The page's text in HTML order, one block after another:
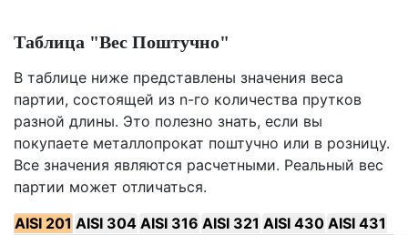
Таблица "Вес Поштучно"
В таблице ниже представлены значения веса
партии, состоящей из n-го количества прутков
разной длины. Это полезно знать, если вы
покупаете металлопрокат поштучно или в розницу.
Все значения являются расчетными. Реальный вес
партии может отличаться.
AISI 201 AISI 304 AISI 316 AISI 321 AISI 430 AISI 431